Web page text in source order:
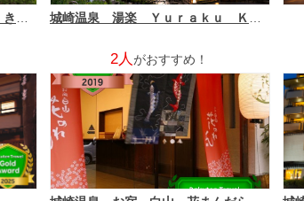
2人がおすすめ！